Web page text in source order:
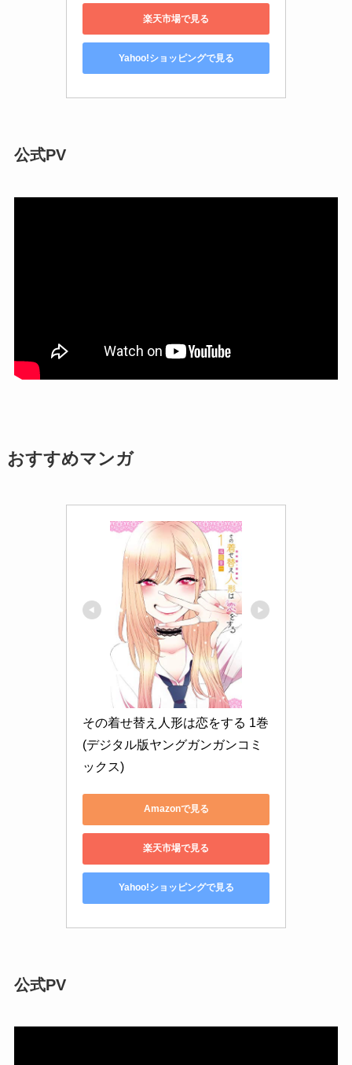
楽天市場で見る
Yahoo!ショッピングで見る
公式PV
おすすめマンガ
その着せ替え人形は恋をする 1巻
(デジタル版ヤングガンガンコミ
ックス)
Amazonで見る
楽天市場で見る
Yahoo!ショッピングで見る
公式PV